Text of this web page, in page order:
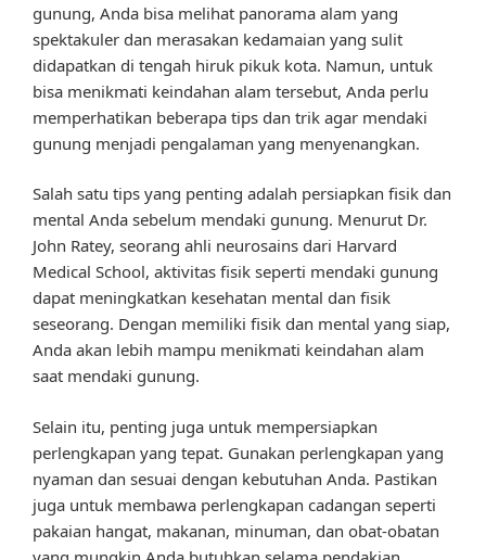
gunung, Anda bisa melihat panorama alam yang
spektakuler dan merasakan kedamaian yang sulit
didapatkan di tengah hiruk pikuk kota. Namun, untuk
bisa menikmati keindahan alam tersebut, Anda perlu
memperhatikan beberapa tips dan trik agar mendaki
gunung menjadi pengalaman yang menyenangkan.
Salah satu tips yang penting adalah persiapkan fisik dan
mental Anda sebelum mendaki gunung. Menurut Dr.
John Ratey, seorang ahli neurosains dari Harvard
Medical School, aktivitas fisik seperti mendaki gunung
dapat meningkatkan kesehatan mental dan fisik
seseorang. Dengan memiliki fisik dan mental yang siap,
Anda akan lebih mampu menikmati keindahan alam
saat mendaki gunung.
Selain itu, penting juga untuk mempersiapkan
perlengkapan yang tepat. Gunakan perlengkapan yang
nyaman dan sesuai dengan kebutuhan Anda. Pastikan
juga untuk membawa perlengkapan cadangan seperti
pakaian hangat, makanan, minuman, dan obat-obatan